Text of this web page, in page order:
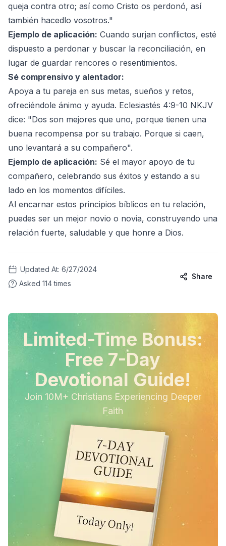
queja contra otro; así como Cristo os perdonó, así
también hacedlo vosotros."
Ejemplo de aplicación: Cuando surjan conflictos, esté
dispuesto a perdonar y buscar la reconciliación, en
lugar de guardar rencores o resentimientos.
Sé comprensivo y alentador:
Apoya a tu pareja en sus metas, sueños y retos,
ofreciéndole ánimo y ayuda. Eclesiastés 4:9-10 NKJV
dice: "Dos son mejores que uno, porque tienen una
buena recompensa por su trabajo. Porque si caen,
uno levantará a su compañero".
Ejemplo de aplicación: Sé el mayor apoyo de tu
compañero, celebrando sus éxitos y estando a su
lado en los momentos difíciles.
Al encarnar estos principios bíblicos en tu relación,
puedes ser un mejor novio o novia, construyendo una
relación fuerte, saludable y que honre a Dios.
Updated At: 6/27/2024
Asked 114 times
Share
Limited-Time Bonus:
Free 7-Day
Devotional Guide!
Join 10M+ Christians Experiencing Deeper
Faith